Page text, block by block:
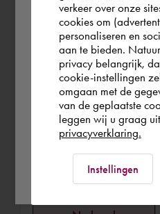
preparação até a
Reserve Bart
por hora (exl. IVA)
Remoto ou no local
you wish to shop.
Portugal
Rest of the world
verkeer over onze
cookies om
personaliseren en
aan te bieden.
privacy belangrijk,
cookie-instellingen
omgaan met de
van de geplaatste
leggen wij u graag
privacyverklaring.
Instellingen